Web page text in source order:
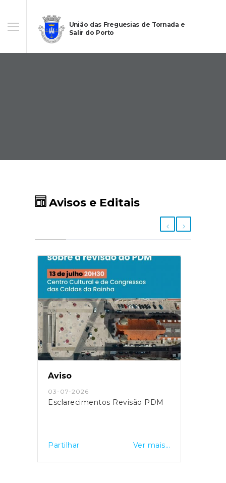
União das Freguesias de Tornada e
Salir do Porto
Avisos e Editais
Aviso
03-07-2026
Esclarecimentos Revisão PDM
Partilhar Ver mais...